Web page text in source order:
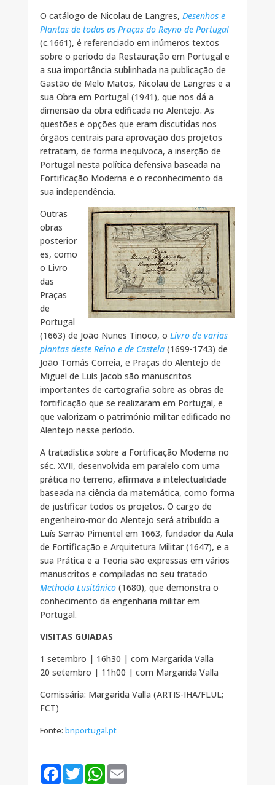
O catálogo de Nicolau de Langres, Desenhos e
Plantas de todas as Praças do Reyno de Portugal
(c.1661), é referenciado em inúmeros textos
sobre o período da Restauração em Portugal e
a sua importância sublinhada na publicação de
Gastão de Melo Matos, Nicolau de Langres e a
sua Obra em Portugal (1941), que nos dá a
dimensão da obra edificada no Alentejo. As
questões e opções que eram discutidas nos
órgãos centrais para aprovação dos projetos
retratam, de forma inequívoca, a inserção de
Portugal nesta política defensiva baseada na
Fortificação Moderna e o reconhecimento da
sua independência.
Outras
obras
posterior
es, como
o Livro
das
Praças
de
Portugal
(1663) de João Nunes Tinoco, o Livro de varias
plantas deste Reino e de Castela(1699-1743) de
João Tomás Correia, e Praças do Alentejo de
Miguel de Luís Jacob são manuscritos
importantes de cartografia sobre as obras de
fortificação que se realizaram em Portugal, e
que valorizam o património militar edificado no
Alentejo nesse período.
A tratadística sobre a Fortificação Moderna no
séc. XVII, desenvolvida em paralelo com uma
prática no terreno, afirmava a intelectualidade
baseada na ciência da matemática, como forma
de justificar todos os projetos. O cargo de
engenheiro-mor do Alentejo será atribuído a
Luís Serrão Pimentel em 1663, fundador da Aula
de Fortificação e Arquitetura Militar (1647), e a
sua Prática e a Teoria são expressas em vários
manuscritos e compiladas no seu tratado
Methodo Lusitânico(1680), que demonstra o
conhecimento da engenharia militar em
Portugal.
VISITAS GUIADAS
1 setembro | 16h30 | com Margarida Valla
20 setembro | 11h00 | com Margarida Valla
Comissária: Margarida Valla (ARTIS-IHA/FLUL;
FCT)
Fonte: bnportugal.pt
F
T
w
W
E